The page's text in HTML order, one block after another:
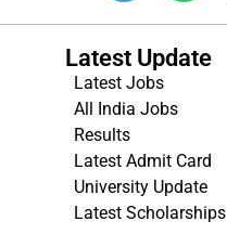
Latest Update
Latest Jobs
All India Jobs
Results
Latest Admit Card
University Update
Latest Scholarships